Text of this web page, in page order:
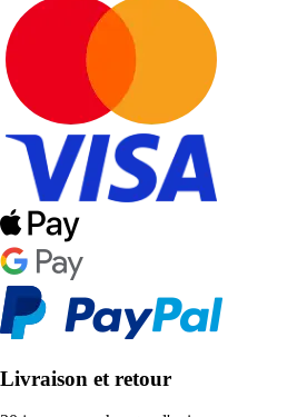
Livraison et retour